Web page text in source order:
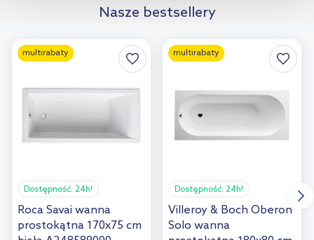
informacji na temat plików cookie i tego, dlaczego ich przepisy,
Nasze bestsellery
multirabaty
Dostępność: 24h!
Roca Savai wanna
prostokątna 170x75 cm
multirabaty
Dostępność: 24h!
Villeroy & Boch Oberon
Solo wanna